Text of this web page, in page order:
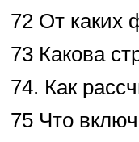
72 От каких
73 Какова
74. Как
75 Что